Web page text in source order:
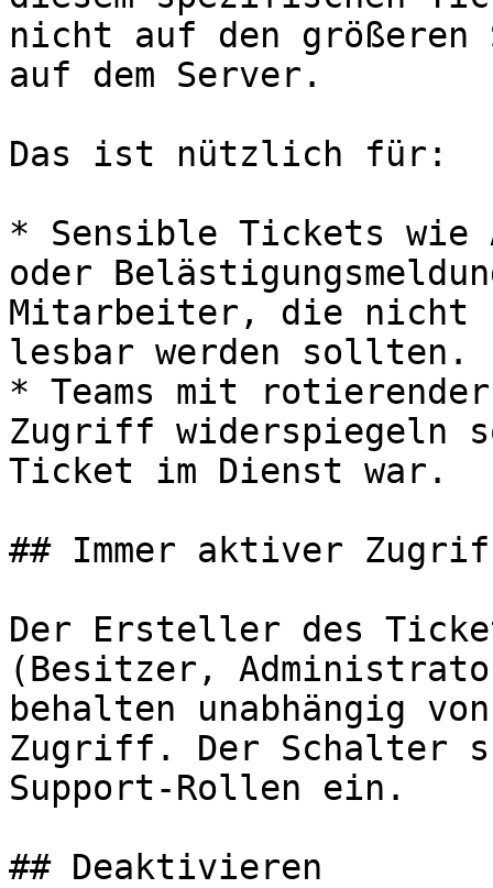
nicht auf den
auf dem Server.
Das ist nützlich für:
* Sensible Tickets wie
oder
Mitarbeiter, die nicht
lesbar werden sollten.
* Teams mit
Zugriff widerspiegeln
Ticket im Dienst war.
## Immer aktiver
Der Ersteller des
(Besitzer,
behalten unabhängig
Zugriff. Der Schalter
Support-Rollen ein.
## Deaktivieren